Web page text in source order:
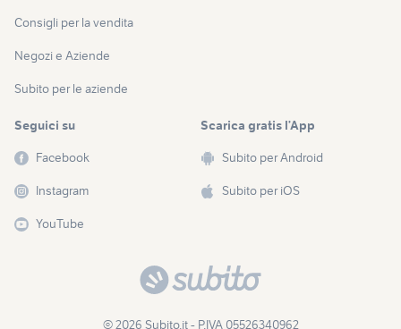
Consigli per la vendita
Negozi e Aziende
Subito per le aziende
Seguici su
Facebook
Instagram
YouTube
Scarica gratis l’App
Subito per Android
Subito per iOS
© 2026 Subito.it - P.IVA 05526340962